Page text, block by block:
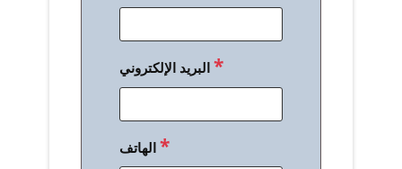
البريد الإلكتروني*
الهاتف*